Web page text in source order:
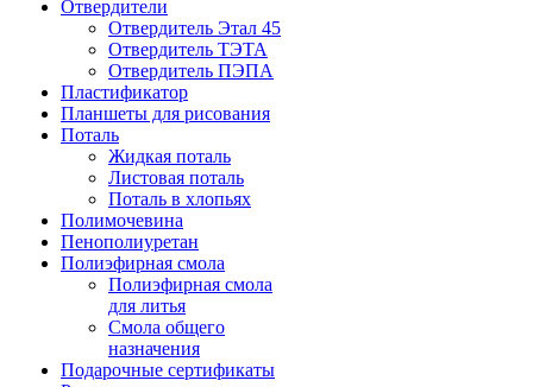
Отвердители
Отвердитель Этал 45
Отвердитель ТЭТА
Отвердитель ПЭПА
Пластификатор
Планшеты для рисования
Поталь
Жидкая поталь
Листовая поталь
Поталь в хлопьях
Полимочевина
Пенополиуретан
Полиэфирная смола
Полиэфирная смола
для литья
Смола общего
назначения
Подарочные сертификаты